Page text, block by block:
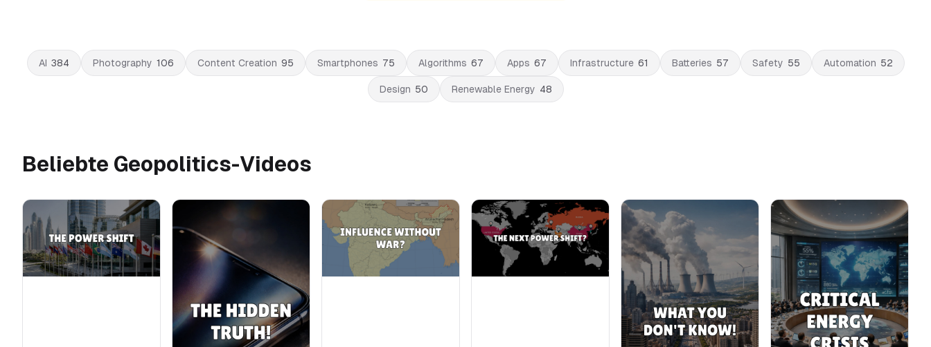
AI 384 Photography 106 Content Creation 95 Smartphones 75 Algorithms 67 Apps 67 Infrastructure 61 Batteries 57 Safety 55 Automation 52
Design 50 Renewable Energy 48
Beliebte Geopolitics-Videos